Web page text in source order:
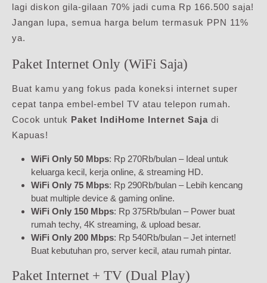
lagi diskon gila-gilaan 70% jadi cuma Rp 166.500 saja!
Jangan lupa, semua harga belum termasuk PPN 11%
ya.
Paket Internet Only (WiFi Saja)
Buat kamu yang fokus pada koneksi internet super
cepat tanpa embel-embel TV atau telepon rumah.
Cocok untuk Paket IndiHome Internet Saja di
Kapuas!
WiFi Only 50 Mbps: Rp 270Rb/bulan – Ideal untuk
keluarga kecil, kerja online, & streaming HD.
WiFi Only 75 Mbps: Rp 290Rb/bulan – Lebih kencang
buat multiple device & gaming online.
WiFi Only 150 Mbps: Rp 375Rb/bulan – Power buat
rumah techy, 4K streaming, & upload besar.
WiFi Only 200 Mbps: Rp 540Rb/bulan – Jet internet!
Buat kebutuhan pro, server kecil, atau rumah pintar.
Paket Internet + TV (Dual Play)